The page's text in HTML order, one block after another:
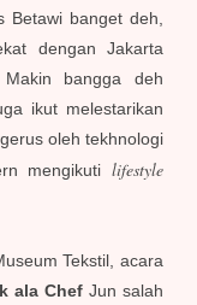
Betawi banget deh,
dengan Jakarta
bangga deh
ikut melestarikan
oleh tekhnologi
mengikuti lifestyle
Tekstil, acara
ala Chef Jun salah